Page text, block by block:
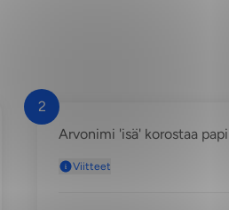
2
Arvonimi 'isä' korostaa
Viitteet